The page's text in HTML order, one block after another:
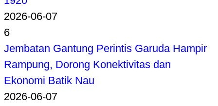
2026-06-07
6
Jembatan Gantung Perintis Garuda Hampir
Rampung, Dorong Konektivitas dan
Ekonomi Batik Nau
2026-06-07